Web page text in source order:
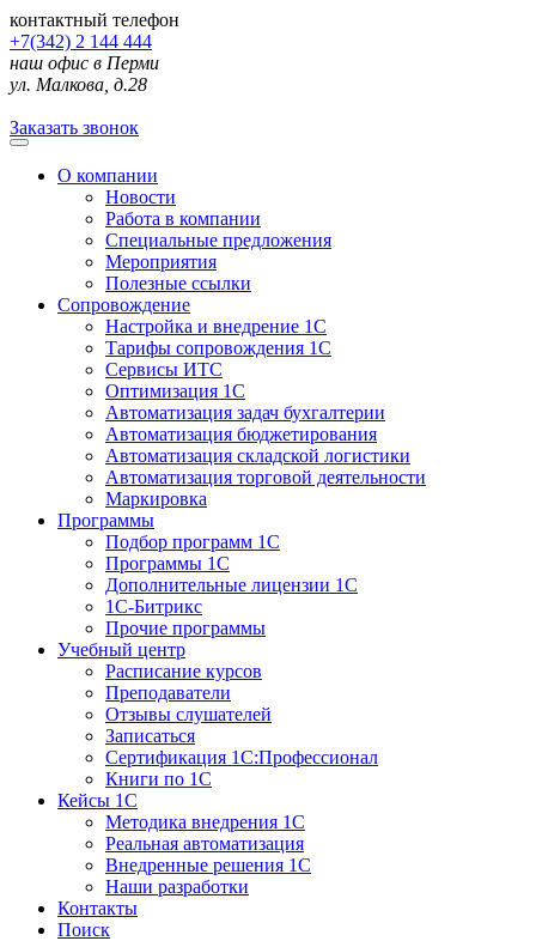
контактный телефон
+7(342) 2 144 444
наш офис в Перми
ул. Малкова, д.28
Заказать звонок
О компании
Новости
Работа в компании
Специальные предложения
Мероприятия
Полезные ссылки
Сопровождение
Настройка и внедрение 1С
Тарифы сопровождения 1С
Сервисы ИТС
Оптимизация 1С
Автоматизация задач бухгалтерии
Автоматизация бюджетирования
Автоматизация складской логистики
Автоматизация торговой деятельности
Маркировка
Программы
Подбор программ 1С
Программы 1С
Дополнительные лицензии 1С
1С-Битрикс
Прочие программы
Учебный центр
Расписание курсов
Преподаватели
Отзывы слушателей
Записаться
Сертификация 1С:Профессионал
Книги по 1С
Кейсы 1С
Методика внедрения 1С
Реальная автоматизация
Внедренные решения 1С
Наши разработки
Контакты
Поиск